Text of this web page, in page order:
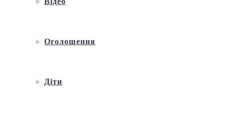
Оголошення
Діти